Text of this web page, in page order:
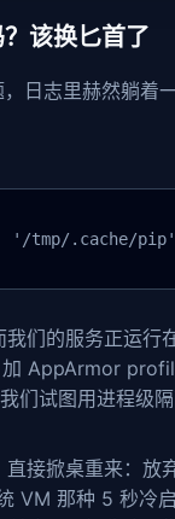
该换匕首了
日志里赫然躺着一
'/tmp/.cache/pip'
我们的服务正运
AppArmor
们试图用进程级
接掀桌重来：
VM 那种 5 秒冷